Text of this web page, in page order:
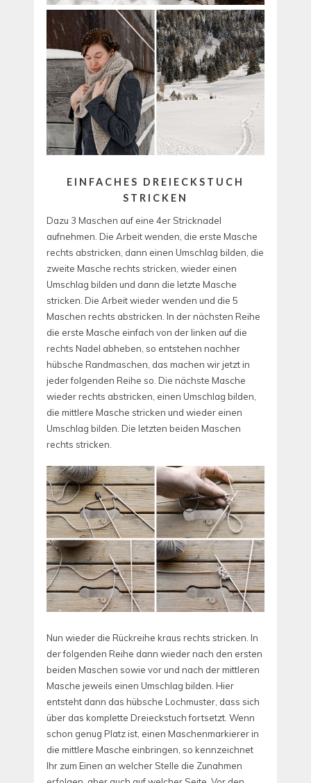
EINFACHES DREIECKSTUCH
STRICKEN
Dazu 3 Maschen auf eine 4er Stricknadel
aufnehmen. Die Arbeit wenden, die erste Masche
rechts abstricken, dann einen Umschlag bilden, die
zweite Masche rechts stricken, wieder einen
Umschlag bilden und dann die letzte Masche
stricken. Die Arbeit wieder wenden und die 5
Maschen rechts abstricken. In der nächsten Reihe
die erste Masche einfach von der linken auf die
rechts Nadel abheben, so entstehen nachher
hübsche Randmaschen, das machen wir jetzt in
jeder folgenden Reihe so. Die nächste Masche
wieder rechts abstricken, einen Umschlag bilden,
die mittlere Masche stricken und wieder einen
Umschlag bilden. Die letzten beiden Maschen
rechts stricken.
Nun wieder die Rückreihe kraus rechts stricken. In
der folgenden Reihe dann wieder nach den ersten
beiden Maschen sowie vor und nach der mittleren
Masche jeweils einen Umschlag bilden. Hier
entsteht dann das hübsche Lochmuster, dass sich
über das komplette Dreieckstuch fortsetzt. Wenn
schon genug Platz ist, einen Maschenmarkierer in
die mittlere Masche einbringen, so kennzeichnet
Ihr zum Einen an welcher Stelle die Zunahmen